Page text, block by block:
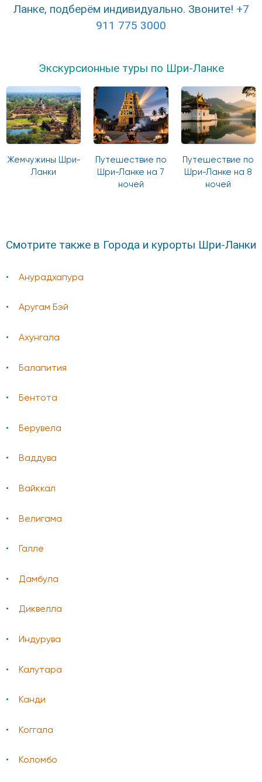
Ланке, подберём индивидуально. Звоните! +7
911 775 3000
Экскурсионные туры по Шри-Ланке
Жемчужины Шри-
Ланки
Путешествие по
Шри-Ланке на 7
ночей
Путешествие по
Шри-Ланке на 8
ночей
Смотрите также в Города и курорты Шри-Ланки
Анурадхапура
Аругам Бэй
Ахунгала
Балапития
Бентота
Берувела
Ваддува
Вайккал
Велигама
Галле
Дамбула
Диквелла
Индурува
Калутара
Канди
Коггала
Коломбо